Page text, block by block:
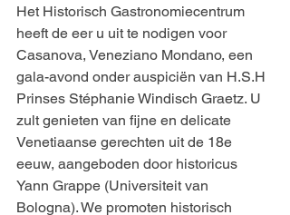
Het Historisch Gastronomiecentrum
heeft de eer u uit te nodigen voor
Casanova, Veneziano Mondano, een
gala-avond onder auspiciën van H.S.H
Prinses Stéphanie Windisch Graetz. U
zult genieten van fijne en delicate
Venetiaanse gerechten uit de 18e
eeuw, aangeboden door historicus
Yann Grappe (Universiteit van
Bologna). We promoten historisch